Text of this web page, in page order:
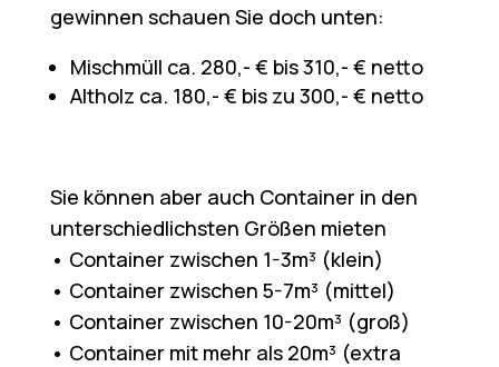
gewinnen schauen Sie doch unten:
Mischmüll ca. 280,- € bis 310,- € netto
Altholz ca. 180,- € bis zu 300,- € netto
Sie können aber auch Container in den
unterschiedlichsten Größen mieten
• Container zwischen 1-3m³ (klein)
• Container zwischen 5-7m³ (mittel)
• Container zwischen 10-20m³ (groß)
• Container mit mehr als 20m³ (extra